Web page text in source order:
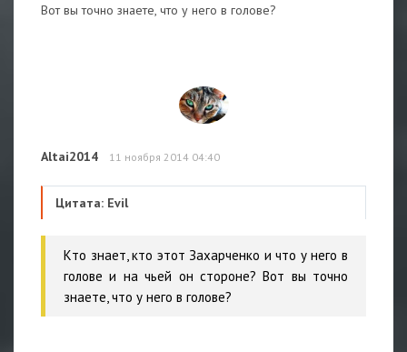
Вот вы точно знаете, что у него в голове?
Altai2014 11 ноября 2014 04:40
Цитата: Evil
Кто знает, кто этот Захарченко и что у него в
голове и на чьей он стороне? Вот вы точно
знаете, что у него в голове?